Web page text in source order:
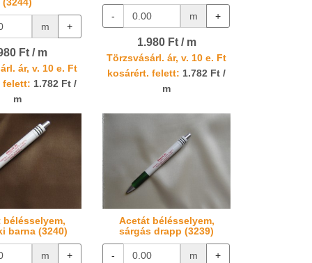
m +
Ft / m
ár, v. 10 e. Ft
felett: 1.782 Ft /
m
- m +
1.980 Ft / m
Törzsvásárl. ár, v. 10 e. Ft
kosárért. felett: 1.782 Ft /
m
bélésselyem,
barna (3240)
m +
Acetát bélésselyem,
sárgás drapp (3239)
- m +